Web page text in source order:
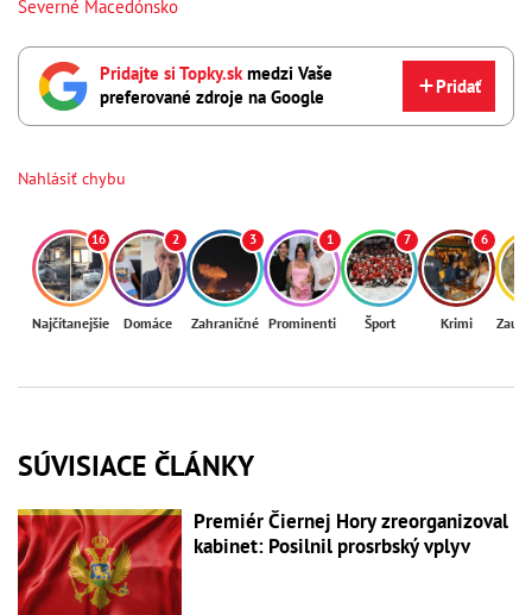
Severné Macedónsko
Pridajte si Topky.skmedzi Vaše
preferované zdroje na Google
Pridať
Nahlásiť chybu
16
Najčítanejšie
2
Domáce
3
Zahraničné
1
Prominenti
7
Šport
6
Krimi
SÚVISIACE ČLÁNKY
Premiér Čiernej Hory zreorganizoval
kabinet: Posilnil prosrbský vplyv